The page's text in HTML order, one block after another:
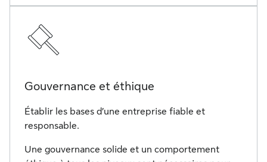
Gouvernance et éthique
Établir les bases d’une entreprise fiable et
responsable.
Une gouvernance solide et un comportement